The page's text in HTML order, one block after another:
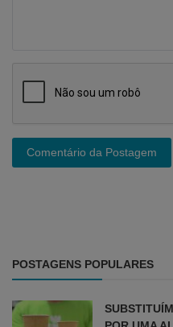
Comentário da Postagem
POSTAGENS POPULARES